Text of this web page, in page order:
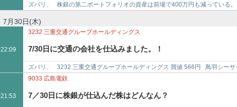
ズバリ、 株銀の第二ポートフォリオの資産は前場で400万円も減っている
7月30日(木)
22:09
3232 三重交通グループホールディングス
7/30日に交通の会社を仕込みました。！
ズバリ、 3232 三重交通グループホールディングス 買値 566円 鳥羽シー
みました…
21:53
9033 広島電鉄
7／30日に株銀が仕込んだ株はどんなん？